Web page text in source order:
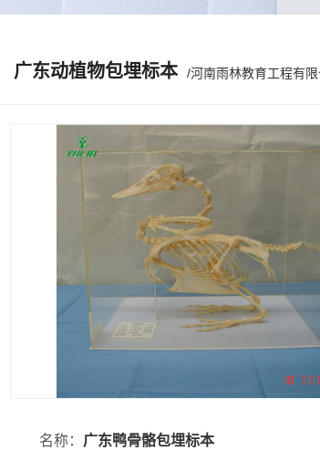
广东动植物包埋标本 /河南雨林教育工程有限
名称： 广东鸭骨骼包埋标本